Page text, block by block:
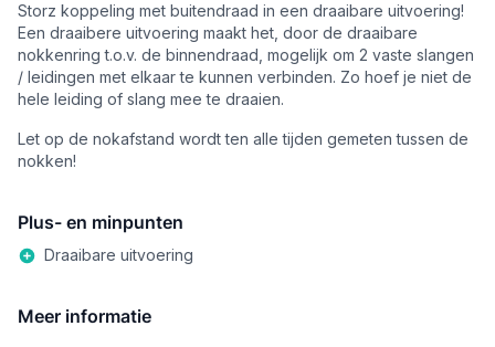
Storz koppeling met buitendraad in een draaibare uitvoering!
Een draaibere uitvoering maakt het, door de draaibare
nokkenring t.o.v. de binnendraad, mogelijk om 2 vaste slangen
/ leidingen met elkaar te kunnen verbinden. Zo hoef je niet de
hele leiding of slang mee te draaien.
Let op de nokafstand wordt ten alle tijden gemeten tussen de
nokken!
Plus- en minpunten
Draaibare uitvoering
Meer informatie